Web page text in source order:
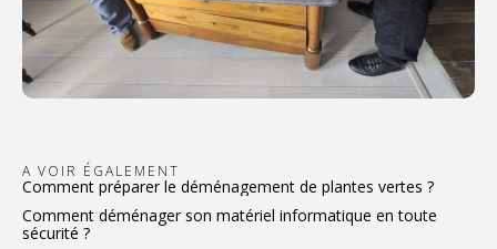
A VOIR ÉGALEMENT
Comment préparer le déménagement de plantes vertes ?
Comment déménager son matériel informatique en toute
sécurité ?